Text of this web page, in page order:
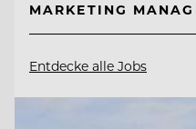
MARKETING
Entdecke alle Jobs